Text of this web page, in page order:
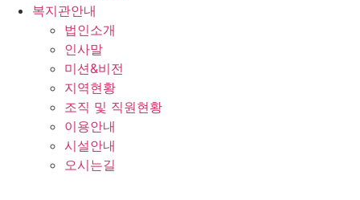
복지관안내
법인소개
인사말
미션&비전
지역현황
조직 및 직원현황
이용안내
시설안내
오시는길